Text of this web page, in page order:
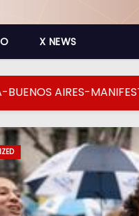
X NEWS
AIRES-MANIFESTACION